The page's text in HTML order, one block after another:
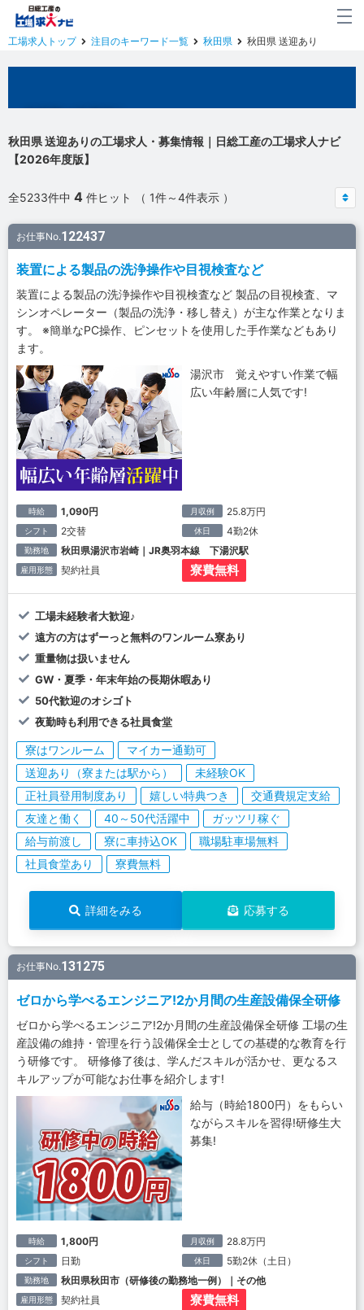
工場求人トップ 注目のキーワード一覧 秋田県 秋田県 送迎あり
秋田県 送迎ありの工場求人・募集情報｜日総工産の工場求人ナビ
【2026年度版】
全5233件中 4 件ヒット （ 1件～4件表示 ）
お仕事No.122437
装置による製品の洗浄操作や目視検査など
装置による製品の洗浄操作や目視検査など 製品の目視検査、マ
シンオペレーター（製品の洗浄・移し替え）が主な作業となりま
す。 ※簡単なPC操作、ピンセットを使用した手作業などもあり
ます。
湯沢市 覚えやすい作業で幅
広い年齢層に人気です!
時給 1,090円 月収例 25.8万円
シフト 2交替 休日 4勤2休
勤務地 秋田県湯沢市岩崎｜JR奥羽本線 下湯沢駅
雇用形態 契約社員 寮費無料
工場未経験者大歓迎♪
遠方の方はずーっと無料のワンルーム寮あり
重量物は扱いません
GW・夏季・年末年始の長期休暇あり
50代歓迎のオシゴト
夜勤時も利用できる社員食堂
寮はワンルーム
マイカー通勤可
送迎あり（寮または駅から）
未経験OK
正社員登用制度あり
嬉しい特典つき
交通費規定支給
友達と働く
40～50代活躍中
ガッツリ稼ぐ
給与前渡し
寮に車持込OK
職場駐車場無料
社員食堂あり
寮費無料
詳細をみる 応募する
お仕事No.131275
ゼロから学べるエンジニア!2か月間の生産設備保全研修
ゼロから学べるエンジニア!2か月間の生産設備保全研修 工場の生
産設備の維持・管理を行う設備保全士としての基礎的な教育を行
う研修です。 研修修了後は、学んだスキルが活かせ、更なるス
キルアップが可能なお仕事を紹介します!
給与（時給1800円）をもらい
ながらスキルを習得!研修生大
募集!
時給 1,800円 月収例 28.8万円
シフト 日勤 休日 5勤2休（土日）
勤務地 秋田県秋田市（研修後の勤務地一例）｜その他
雇用形態 契約社員 寮費無料